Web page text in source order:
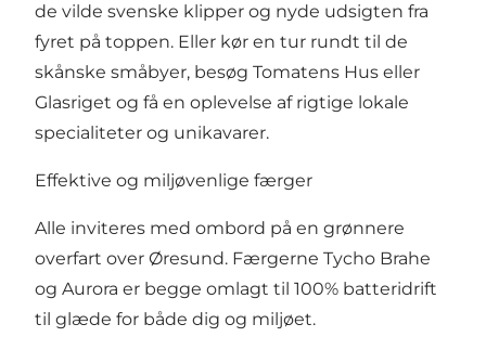
de vilde svenske klipper og nyde udsigten fra
fyret på toppen. Eller kør en tur rundt til de
skånske småbyer, besøg Tomatens Hus eller
Glasriget og få en oplevelse af rigtige lokale
specialiteter og unikavarer.
Effektive og miljøvenlige færger
Alle inviteres med ombord på en grønnere
overfart over Øresund. Færgerne Tycho Brahe
og Aurora er begge omlagt til 100% batteridrift
til glæde for både dig og miljøet.